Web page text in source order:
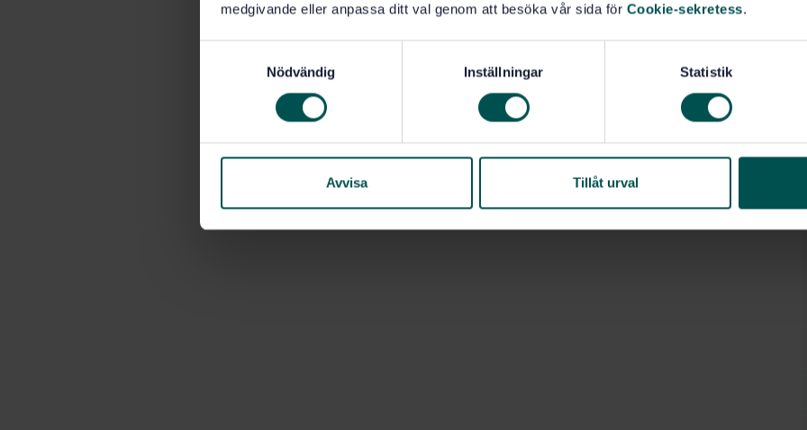
medgivande eller anpassa ditt val genom att besöka vår sida för Cookie-sekretess.
s
Nödvändig Inställningar Statistik
Avvisa Tillåt urval